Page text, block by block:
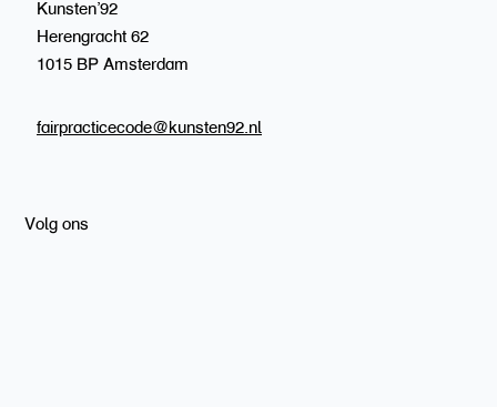
Kunsten’92
Herengracht 62
1015 BP Amsterdam
fairpracticecode@kunsten92.nl
Volg ons